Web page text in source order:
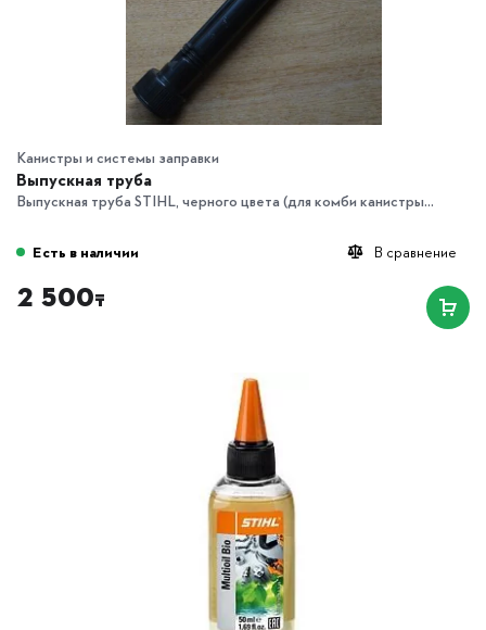
Канистры и системы заправки
Выпускная труба
Выпускная труба STIHL, черного цвета (для комби канистры...
В сравнение
Есть в наличии
2 500₸